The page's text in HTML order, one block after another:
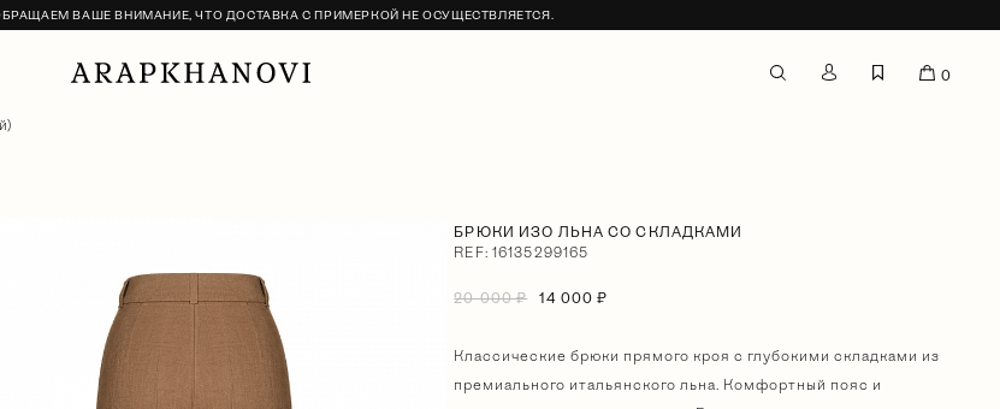
ВАШЕ ВНИМАНИЕ, ЧТО ДОСТАВКА С ПРИМЕРКОЙ НЕ ОСУЩЕСТВЛЯЕТСЯ.
0
БРЮКИ ИЗО ЛЬНА СО СКЛАДКАМИ
REF: 16135299165
20 000 ₽ 14 000 ₽
Классические брюки прямого кроя с глубокими складками из
премиального итальянского льна. Комфортный пояс и